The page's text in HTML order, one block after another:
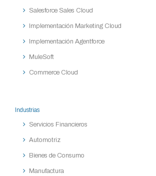
Salesforce Sales Cloud
Implementación Marketing Cloud
Implementación Agentforce
MuleSoft
Commerce Cloud
Industrias
Servicios Financieros
Automotriz
Bienes de Consumo
Manufactura